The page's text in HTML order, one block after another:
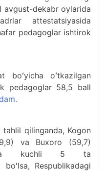
avgust-dekabr oylarida
attestatsiyasida
pedagoglar ishtirok
boʻyicha oʻtkazilgan
pedagoglar 58,5 ball
tahlil qilinganda, Kogon
va Buxoro (59,7)
kuchli 5 ta
Respublikadagi